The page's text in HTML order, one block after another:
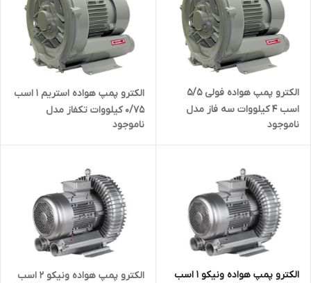
الکترو پمپ هواده فولی 5/5
اسب 4 کیلووات سه فاز مدل
FULI-F-HG-4000SB
ناموجود
الکترو پمپ هواده استریم ۱ اسب
0/75 کیلووات تکفاز مدل
( بلوئر ) تک فاز یک اسب
ناموجود
الکترو پمپ هواده ونیکو 1 اسب
الکترو پمپ هواده ونیکو ۲ اسب